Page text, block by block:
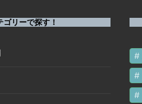
ゴリーで探す！